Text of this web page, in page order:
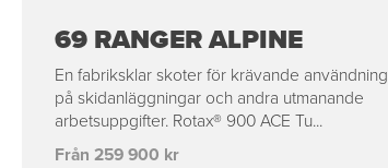
69 RANGER ALPINE
En fabriksklar skoter för krävande användning
på skidanläggningar och andra utmanande
arbetsuppgifter. Rotax® 900 ACE Tu...
Från 259 900 kr